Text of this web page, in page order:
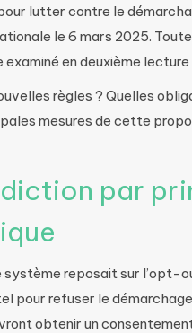
lutter contre le
le 6 mars 2025.
en deuxième lecture
règles ? Quelles
mesures de cette
par
système reposait sur
pour refuser le
obtenir un